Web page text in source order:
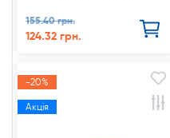
155.40 грн.
124.32 грн.
-20%
Акція